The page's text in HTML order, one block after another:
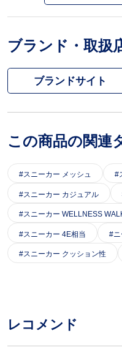
ブランド・取扱
ブランドサイト
この商品の関連
スニーカー メッシュ
スニーカー カジュアル
スニーカー WELLNESS
スニーカー 4E相当 ニ
スニーカー クッション性
レコメンド